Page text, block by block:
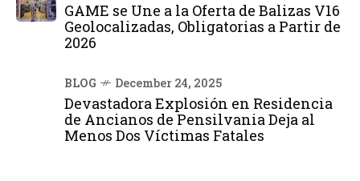
GAME se Une a la Oferta de Balizas V16
Geolocalizadas, Obligatorias a Partir de
2026
BLOG December 24, 2025
Devastadora Explosión en Residencia
de Ancianos de Pensilvania Deja al
Menos Dos Víctimas Fatales